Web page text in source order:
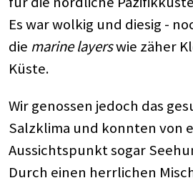
Es war wolkig und diesig -
die marine layerswie zäher
Küste.
Wir genossen jedoch das
Salzklima und konnten von
Aussichtspunkt sogar
Durch einen herrlichen